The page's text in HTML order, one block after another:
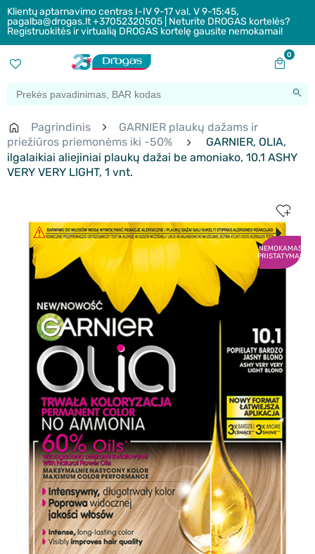
Klientų aptarnavimo centras I-IV 9-17 val. V 9-15:45,
pagalba@drogas.lt +37052320505 | Neturite DROGAS kortelės?
Registruokitės ir virtualią DROGAS kortelę gausite nemokamai!
0
Pagrindinis
GARNIER plaukų dažams ir
priežiūros priemonėms iki -50%
GARNIER, OLIA,
ilgalaikiai aliejiniai plaukų dažai be amoniako, 10.1 ASHY
VERY VERY LIGHT, 1 vnt.
NEMOKAMAS
PRISTATYMAS